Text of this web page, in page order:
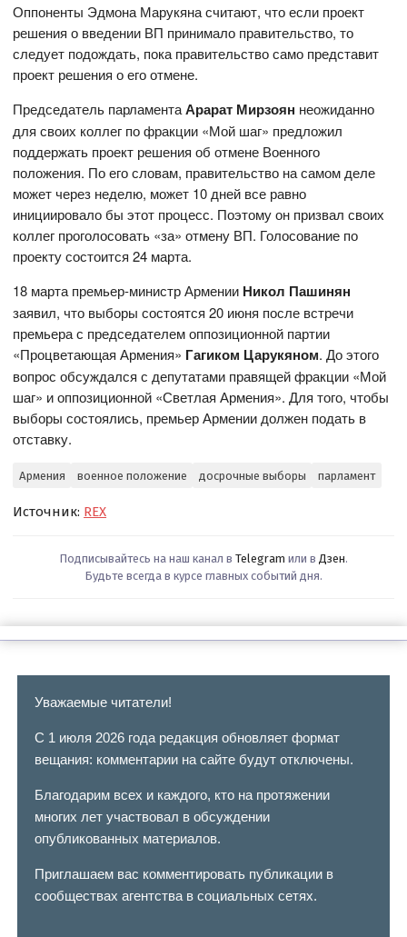
Оппоненты Эдмона Марукяна считают, что если проект
решения о введении ВП принимало правительство, то
следует подождать, пока правительство само представит
проект решения о его отмене.
Председатель парламентаАрарат Мирзоян неожиданно
для своих коллег по фракции «Мой шаг» предложил
поддержать проект решения об отмене Военного
положения. По его словам, правительство на самом деле
может через неделю, может 10 дней все равно
инициировало бы этот процесс. Поэтому он призвал своих
коллег проголосовать «за» отмену ВП. Голосование по
проекту состоится 24 марта.
18 марта премьер-министр Армении Никол Пашинян
заявил, что выборы состоятся 20 июня после встречи
премьера с председателем оппозиционной партии
«Процветающая Армения» Гагиком Царукяном. До этого
вопрос обсуждался с депутатами правящей фракции «Мой
шаг» и оппозиционной «Светлая Армения». Для того, чтобы
выборы состоялись, премьер Армении должен подать в
отставку.
Армения военное положение досрочные выборы парламент
Источник: REX
Подписывайтесь на наш канал в Telegram или в Дзен.
Будьте всегда в курсе главных событий дня.
Уважаемые читатели!
С 1 июля 2026 года редакция обновляет формат
вещания: комментарии на сайте будут отключены.
Благодарим всех и каждого, кто на протяжении
многих лет участвовал в обсуждении
опубликованных материалов.
Приглашаем вас комментировать публикации в
сообществах агентства в социальных сетях.